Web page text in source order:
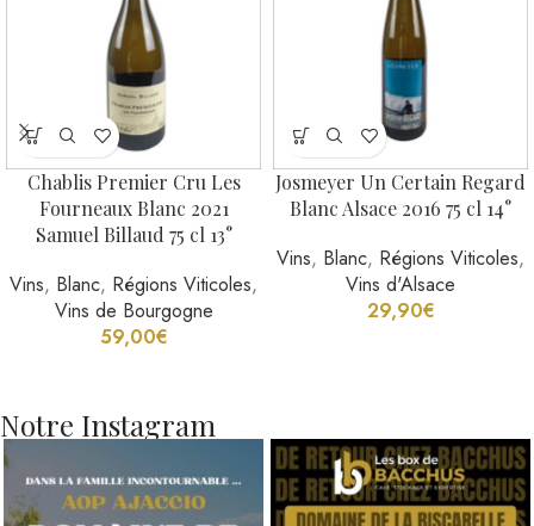
Chablis Premier Cru Les
Fourneaux Blanc 2021
Samuel Billaud 75 cl 13°
Vins, Blanc, Régions Viticoles,
Vins de Bourgogne
59,00€
Josmeyer Un Certain Regard
Blanc Alsace 2016 75 cl 14°
Vins, Blanc, Régions Viticoles,
Vins d'Alsace
29,90€
Notre Instagram